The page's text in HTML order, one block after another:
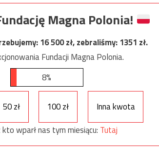
Magna Polonia!
16 500zł, zebraliśmy:1351 zł.
Fundacji Magna Polonia.
8%
50 zł 100 zł
Inna kwota
kto wparł nas tym miesiącu: Tutaj